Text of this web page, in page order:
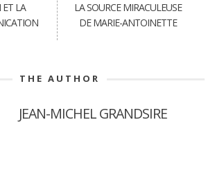
ET LA
LA SOURCE MIRACULEUSE
DE MARIE-ANTOINETTE
THE AUTHOR
JEAN-MICHEL GRANDSIRE